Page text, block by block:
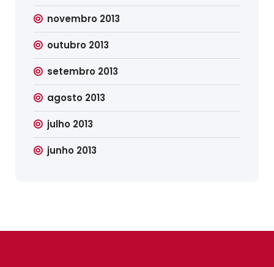
novembro 2013
outubro 2013
setembro 2013
agosto 2013
julho 2013
junho 2013